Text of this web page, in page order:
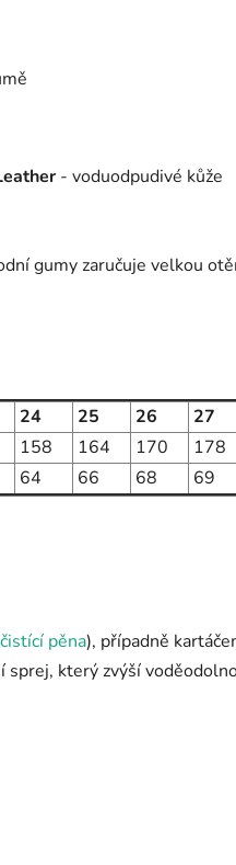
- voduodpudivé kůže
gumy zaručuje velkou
24 25 26 27
158
164 170 178
64
66 68 69
pěna), případně
který zvýší